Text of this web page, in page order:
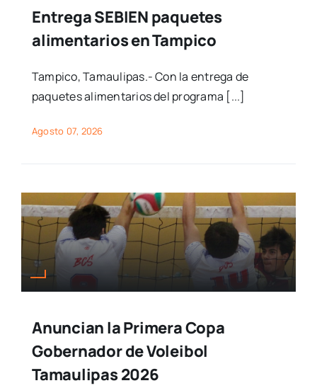
Entrega SEBIEN paquetes
alimentarios en Tampico
Tampico, Tamaulipas.- Con la entrega de
paquetes alimentarios del programa [...]
Agosto 07, 2026
Anuncian la Primera Copa
Gobernador de Voleibol
Tamaulipas 2026